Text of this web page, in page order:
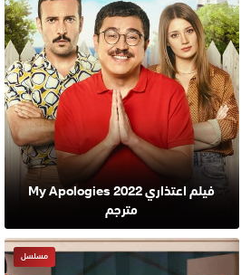
فيلم اعتذاري 2022 My Apologies
مترجم
مسلسل